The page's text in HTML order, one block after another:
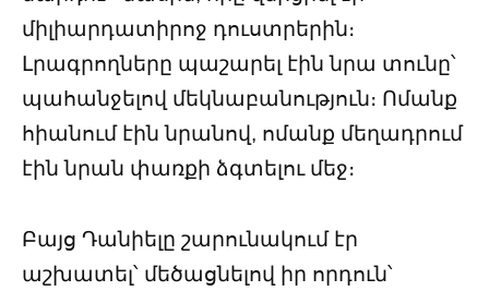
միլիարդատիրոջ դուստրերին։
Լրագրողները պաշարել էին նրա տունը՝
պահանջելով մեկնաբանություն։ Ոմանք
հիանում էին նրանով, ոմանք մեղադրում
էին նրան փառքի ձգտելու մեջ։
Բայց Դանիելը շարունակում էր
աշխատել՝ մեծացնելով իր որդուն՝